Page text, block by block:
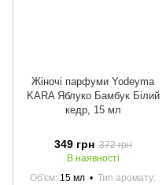
Жіночі парфуми Yodeyma
KARA Яблуко Бамбук Білий
кедр, 15 мл
349 грн 372 грн
В наявності
Об'єм 15 мл
Тип аромату